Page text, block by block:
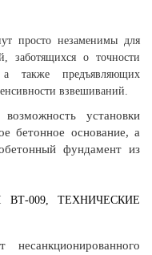
просто незаменимы для
заботящихся о точности
также предъявляющих
взвешиваний.
установки
бетонное основание, а
фундамент из
009, ТЕХНИЧЕСКИЕ